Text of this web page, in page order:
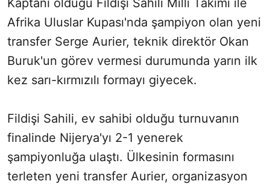
Afrika Uluslar Kupası'nda şampiyon olan yeni
transfer Serge Aurier, teknik direktör Okan
Buruk'un görev vermesi durumunda yarın ilk
kez sarı-kırmızılı formayı giyecek.
Fildişi Sahili, ev sahibi olduğu turnuvanın
finalinde Nijerya'yı 2-1 yenerek
şampiyonluğa ulaştı. Ülkesinin formasını
terleten yeni transfer Aurier, organizasyon